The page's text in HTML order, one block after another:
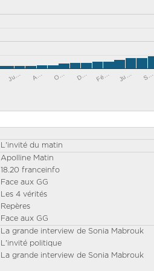
Ju… A… O… D… Fé… Ju… S…
L'invité du matin
Apolline Matin
18.20 franceinfo
Face aux GG
Les 4 vérités
Repères
Face aux GG
La grande interview de Sonia Mabrouk
L'invité politique
La grande interview de Sonia Mabrouk